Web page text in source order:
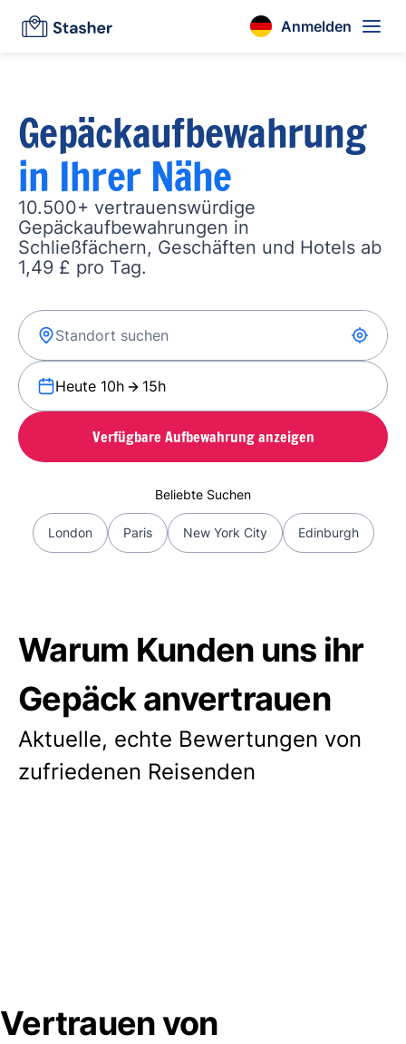
Anmelden
Gepäckaufbewahrung
in Ihrer Nähe
10.500+ vertrauenswürdige
Gepäckaufbewahrungen in
Schließfächern, Geschäften und Hotels ab
1,49 £ pro Tag.
Heute 10h 15h
Verfügbare Aufbewahrung anzeigen
Beliebte Suchen
London Paris New York City Edinburgh
Warum Kunden uns ihr
Gepäck anvertrauen
Aktuelle, echte Bewertungen von
zufriedenen Reisenden
Vertrauen von